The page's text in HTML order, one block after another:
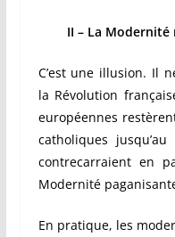
II – La Modernité
C’est une illusion. Il
la Révolution
européennes
catholiques
contrecarraient en
Modernité
En pratique, les